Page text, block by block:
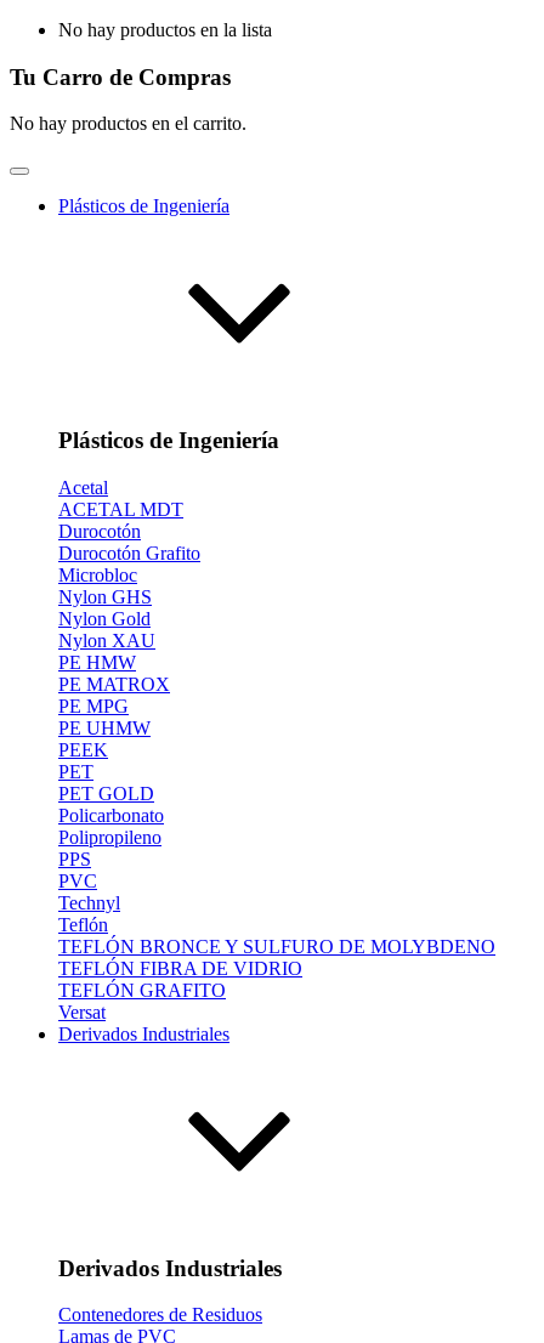
No hay productos en la lista
Tu Carro de Compras
No hay productos en el carrito.
Plásticos de Ingeniería
Plásticos de Ingeniería
Acetal
ACETAL MDT
Durocotón
Durocotón Grafito
Microbloc
Nylon GHS
Nylon Gold
Nylon XAU
PE HMW
PE MATROX
PE MPG
PE UHMW
PEEK
PET
PET GOLD
Policarbonato
Polipropileno
PPS
PVC
Technyl
Teflón
TEFLÓN BRONCE Y SULFURO DE MOLYBDENO
TEFLÓN FIBRA DE VIDRIO
TEFLÓN GRAFITO
Versat
Derivados Industriales
Derivados Industriales
Contenedores de Residuos
Lamas de PVC